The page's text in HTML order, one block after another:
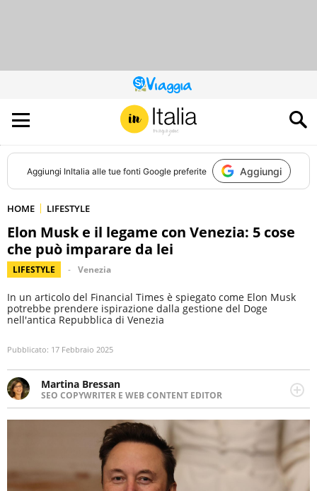
QUESTO
SITO
CONTRIBUISCE
ALL’AUDIENCE
DI
Aggiungi InItalia alle tue fonti Google preferite Aggiungi
HOME LIFESTYLE
Elon Musk e il legame con Venezia: 5 cose
che può imparare da lei
LIFESTYLE Venezia
In un articolo del Financial Times è spiegato come Elon Musk
potrebbe prendere ispirazione dalla gestione del Doge
nell'antica Repubblica di Venezia
Pubblicato: 17 Febbraio 2025
Martina Bressan
SEO COPYWRITER E WEB CONTENT EDITOR
Appassionata di viaggi, di trail running e di yoga, ama
scoprire nuovi posti e nuove culture. Curiosa,
determinata e intraprendente adora leggere ma
soprattutto scrivere.